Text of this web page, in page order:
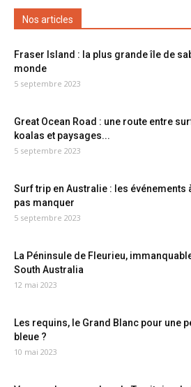
Nos articles
Fraser Island : la plus grande île de
monde
5 septembre 2023
Great Ocean Road : une route entre
koalas et paysages...
5 septembre 2023
Surf trip en Australie : les événements
pas manquer
5 septembre 2023
La Péninsule de Fleurieu,
South Australia
12 mai 2023
Les requins, le Grand Blanc pour une
bleue ?
10 mai 2023